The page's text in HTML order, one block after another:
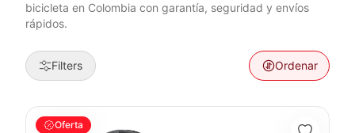
bicicleta en Colombia con garantía, seguridad y envíos
rápidos.
Filters Ordenar
Ruedas Shimano Wh-Mt601 29 Tubeless Bicicleta Montaña
Oferta